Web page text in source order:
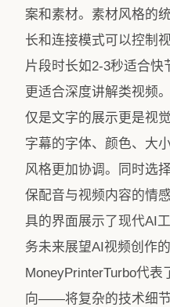
案和素材。素材风格的
长和连接模式可以控制
片段时长如2-3秒适合快
更适合深度讲解类视频
仅是文字的展示更是视
字幕的字体、颜色、大
风格更加协调。同时选
保配音与视频内容的情
具的界面展示了现代AI
务未来展望AI视频创作
MoneyPrinterTurbo代
向——将复杂的技术细